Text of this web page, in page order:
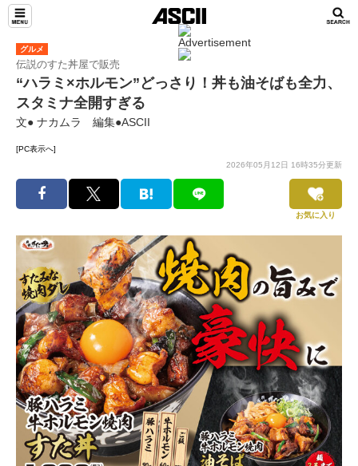
グルメ
伝説のすた丼屋で販売
“ハラミ×ホルモン”どっさり！丼も油そばも全力、
スタミナ全開すぎる
文● ナカムラ 編集●ASCII
[PC表示へ]
2026年05月12日 16時35分更新
お気に入り